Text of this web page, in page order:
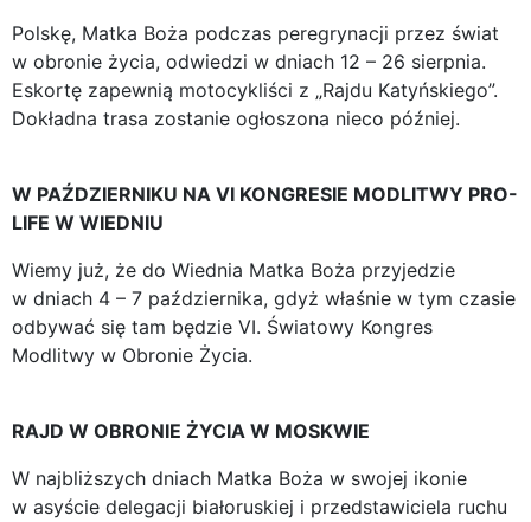
Polskę, Matka Boża podczas peregrynacji przez świat
w obronie życia, odwiedzi w dniach 12 – 26 sierpnia.
Eskortę zapewnią motocykliści z „Rajdu Katyńskiego”.
Dokładna trasa zostanie ogłoszona nieco później.
W PAŹDZIERNIKU NA VI KONGRESIE MODLITWY PRO-
LIFE W WIEDNIU
Wiemy już, że do Wiednia Matka Boża przyjedzie
w dniach 4 – 7 października, gdyż właśnie w tym czasie
odbywać się tam będzie VI. Światowy Kongres
Modlitwy w Obronie Życia.
RAJD W OBRONIE ŻYCIA W MOSKWIE
W najbliższych dniach Matka Boża w swojej ikonie
w asyście delegacji białoruskiej i przedstawiciela ruchu